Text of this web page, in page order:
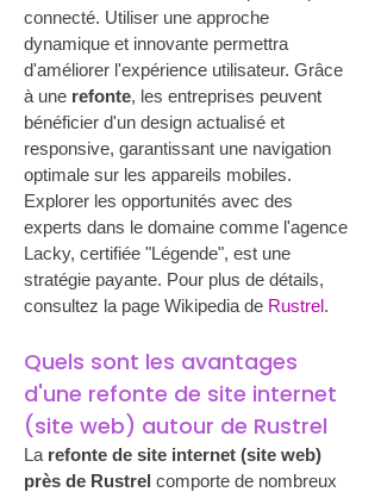
connecté. Utiliser une approche
dynamique et innovante permettra
d'améliorer l'expérience utilisateur. Grâce
à une refonte, les entreprises peuvent
bénéficier d'un design actualisé et
responsive, garantissant une navigation
optimale sur les appareils mobiles.
Explorer les opportunités avec des
experts dans le domaine comme l'agence
Lacky, certifiée "Légende", est une
stratégie payante. Pour plus de détails,
consultez la page Wikipedia de Rustrel.
Quels sont les avantages
d'une refonte de site internet
(site web) autour de Rustrel
La refonte de site internet (site web)
près de Rustrel comporte de nombreux